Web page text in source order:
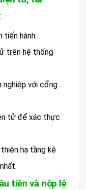
tiến hành:
trên hệ thống
nghiệp với cổng
tử để xác thực
hạ tầng kê
tiên và nộp lệ